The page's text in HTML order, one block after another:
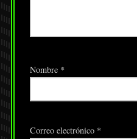
Nombre *
Correo electrónico *